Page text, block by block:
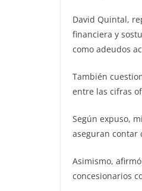
David Quintal,
financiera y
como adeudos
También
entre las cifras
Según expuso,
aseguran contar
Asimismo,
concesionarios